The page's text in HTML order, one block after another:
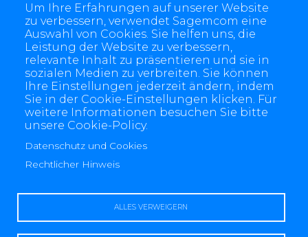
Um Ihre Erfahrungen auf unserer Website
zu verbessern, verwendet Sagemcom eine
Auswahl von Cookies. Sie helfen uns, die
Leistung der Website zu verbessern,
relevante Inhalt zu präsentieren und sie in
sozialen Medien zu verbreiten. Sie können
Ihre Einstellungen jederzeit ändern, indem
Sie in der Cookie-Einstellungen klicken. Für
weitere Informationen besuchen Sie bitte
unsere Cookie-Policy.
Datenschutz und Cookies
Rechtlicher Hinweis
ALLES VERWEIGERN
4 allée des Messageries, 92270 Bois-Colombes, France